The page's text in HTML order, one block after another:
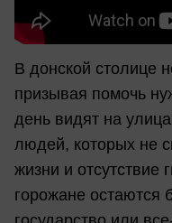
В донской столице
призывая помочь
день видят на
людей, которых не
жизни и отсутствие
горожане остаются